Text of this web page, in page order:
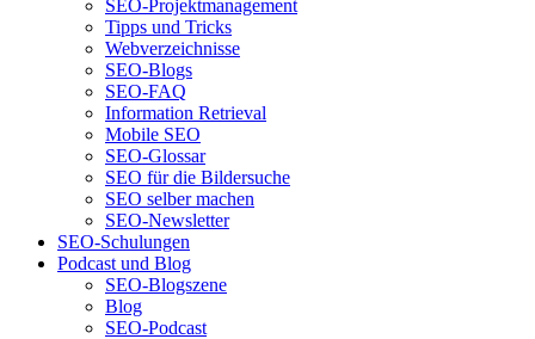
SEO-Projektmanagement
Tipps und Tricks
Webverzeichnisse
SEO-Blogs
SEO-FAQ
Information Retrieval
Mobile SEO
SEO-Glossar
SEO für die Bildersuche
SEO selber machen
SEO-Newsletter
SEO-Schulungen
Podcast und Blog
SEO-Blogszene
Blog
SEO-Podcast